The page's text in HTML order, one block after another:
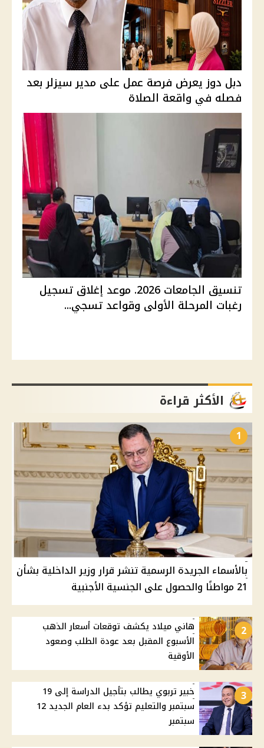
دبل دوز يعرض فرصة عمل على مدير سيزلر بعد
فصله في واقعة الصلاة
تنسيق الجامعات 2026. موعد إغلاق تسجيل
رغبات المرحلة الأولى وقواعد تسجي...
الأكثر قراءة
1
بالأسماء الجريدة الرسمية تنشر قرار وزير الداخلية بشأن
21 مواطنًا والحصول على الجنسية الأجنبية
2
هاني ميلاد يكشف توقعات أسعار الذهب
الأسبوع المقبل بعد عودة الطلب وصعود
الأوقية
3
خبير تربوي يطالب بتأجيل الدراسة إلى 19
سبتمبر والتعليم تؤكد بدء العام الجديد 12
سبتمبر